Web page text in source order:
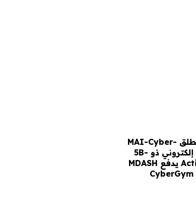
Microsoft AI تطلق MAI-Cyber-
1-Flash: نموذج إلكتروني ذو 5B-
Active-Parameter يدفع MDASH